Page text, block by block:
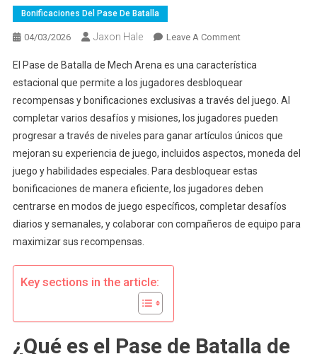
Bonificaciones Del Pase De Batalla
04/03/2026 Jaxon Hale Leave A CommentOn
Arena
Pase
De
Batalla:
Desbloqueo
Eficiente
De
Bonificaciones
El Pase de Batalla de Mech Arena es una característica
estacional que permite a los jugadores desbloquear
recompensas y bonificaciones exclusivas a través del juego. Al
completar varios desafíos y misiones, los jugadores pueden
progresar a través de niveles para ganar artículos únicos que
mejoran su experiencia de juego, incluidos aspectos, moneda del
juego y habilidades especiales. Para desbloquear estas
bonificaciones de manera eficiente, los jugadores deben
centrarse en modos de juego específicos, completar desafíos
diarios y semanales, y colaborar con compañeros de equipo para
maximizar sus recompensas.
Key sections in the article:
¿Qué es el Pase de Batalla de